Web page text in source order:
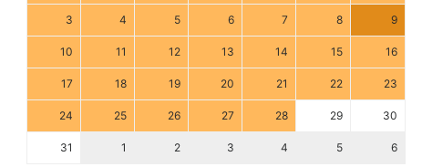
3 4 5 6 7 8 9
10 11 12 13 14 15 16
17 18 19 20 21 22 23
24 25 26 27 28 29 30
31 1 2 3 4 5 6